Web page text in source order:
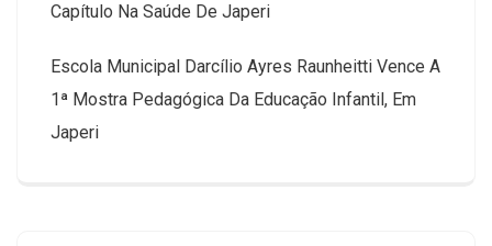
Capítulo Na Saúde De Japeri
Escola Municipal Darcílio Ayres Raunheitti Vence A
1ª Mostra Pedagógica Da Educação Infantil, Em
Japeri